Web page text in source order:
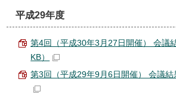
平成29年度
第4回（平成30年3月27日開催） 会議
KB）
第3回（平成29年9月6日開催） 会議結